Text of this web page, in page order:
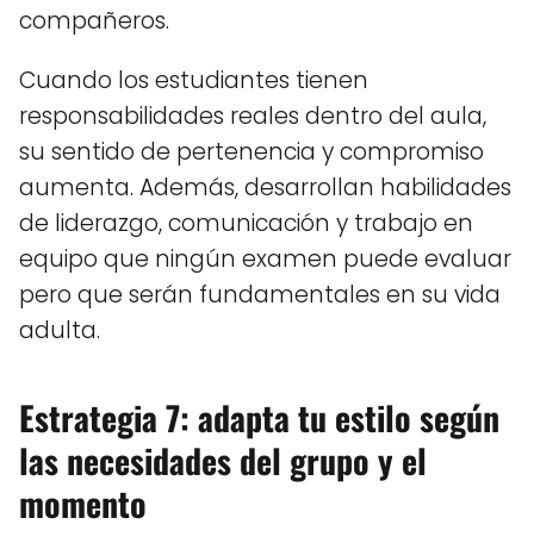
compañeros.
Cuando los estudiantes tienen
responsabilidades reales dentro del aula,
su sentido de pertenencia y compromiso
aumenta. Además, desarrollan habilidades
de liderazgo, comunicación y trabajo en
equipo que ningún examen puede evaluar
pero que serán fundamentales en su vida
adulta.
Estrategia 7: adapta tu estilo según
las necesidades del grupo y el
momento